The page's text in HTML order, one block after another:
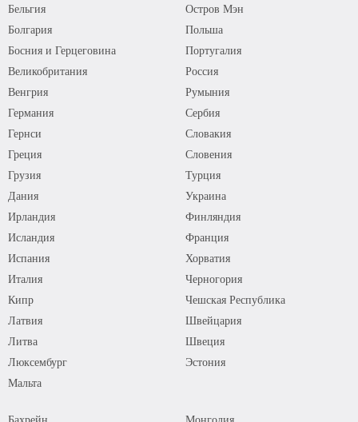
Бельгия
Болгария
Босния и Герцеговина
Великобритания
Венгрия
Германия
Гернси
Греция
Грузия
Дания
Ирландия
Исландия
Испания
Италия
Кипр
Латвия
Литва
Люксембург
Мальта
Остров Мэн
Польша
Португалия
Россия
Румыния
Сербия
Словакия
Словения
Турция
Украина
Финляндия
Франция
Хорватия
Черногория
Чешская Республика
Швейцария
Швеция
Эстония